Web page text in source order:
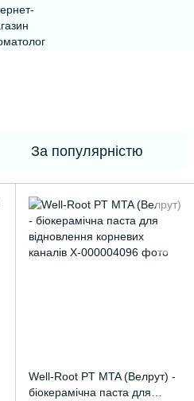
За популярністю
Well-Root PT MTA (Велрут) -
біокерамічна паста для